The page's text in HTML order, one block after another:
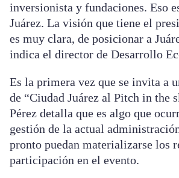
inversionista y fundaciones. Eso
Juárez. La visión que tiene el
es muy clara, de posicionar a
indica el director de Desarrollo
Es la primera vez que se invita a
de “Ciudad Juárez al Pitch in the
Pérez detalla que es algo que
gestión de la actual
pronto puedan materializarse los
participación en el evento.